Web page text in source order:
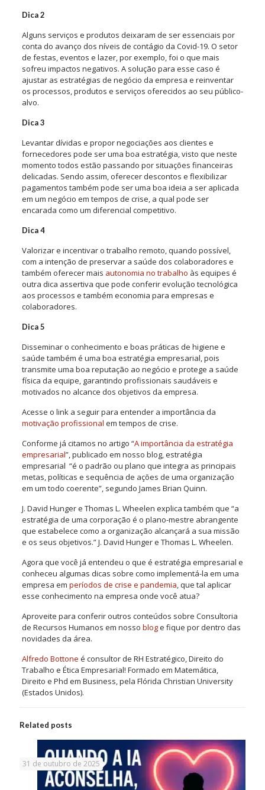
Dica 2
Alguns serviços e produtos deixaram de ser essenciais por
conta do avanço dos níveis de contágio da Covid-19. O setor
de festas, eventos e lazer, por exemplo, foi o que mais
sofreu impactos negativos. A solução para esse caso é
ajustar as estratégias de negócio da empresa e reinventar
os processos, produtos e serviços oferecidos ao seu público-
alvo.
Dica 3
Levantar dívidas e propor negociações aos clientes e
fornecedores pode ser uma boa estratégia, visto que neste
momento todos estão passando por situações financeiras
delicadas. Sendo assim, oferecer descontos e flexibilizar
pagamentos também pode ser uma boa ideia a ser aplicada
em um negócio em tempos de crise, a qual pode ser
encarada como um diferencial competitivo.
Dica 4
Valorizar e incentivar o trabalho remoto, quando possível,
com a intenção de preservar a saúde dos colaboradores e
também oferecer mais autonomia no trabalho às equipes é
outra dica assertiva que pode conferir evolução tecnológica
aos processos e também economia para empresas e
colaboradores.
Dica 5
Disseminar o conhecimento e boas práticas de higiene e
saúde também é uma boa estratégia empresarial, pois
transmite uma boa reputação ao negócio e protege a saúde
física da equipe, garantindo profissionais saudáveis e
motivados no alcance dos objetivos da empresa.
Acesse o link a seguir para entender a importância da
motivação profissional em tempos de crise.
Conforme já citamos no artigo “A importância da estratégia
empresarial”, publicado em nosso blog, estratégia
empresarial “é o padrão ou plano que integra as principais
metas, políticas e sequência de ações de uma organização
em um todo coerente”, segundo James Brian Quinn.
J. David Hunger e Thomas L. Wheelen explica também que “a
estratégia de uma corporação é o plano-mestre abrangente
que estabelece como a organização alcançará a sua missão
e os seus objetivos.” J. David Hunger e Thomas L. Wheelen.
Agora que você já entendeu o que é estratégia empresarial e
conheceu algumas dicas sobre como implementá-la em uma
empresa em períodos de crise e pandemia, que tal aplicar
esse conhecimento na empresa onde você atua?
Aproveite para conferir outros conteúdos sobre Consultoria
de Recursos Humanos em nosso bloge fique por dentro das
novidades da área.
Alfredo Bottone é consultor de RH Estratégico, Direito do
Trabalho e Ética Empresarial! Formado em Matemática,
Direito e Phd em Business, pela Flórida Christian University
(Estados Unidos).
Related posts
31 de outubro de 2025